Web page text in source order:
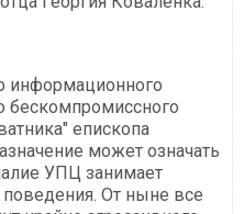
информационного
бескомпромиссного
епископа
может означать
УПЦ занимает
От ныне все